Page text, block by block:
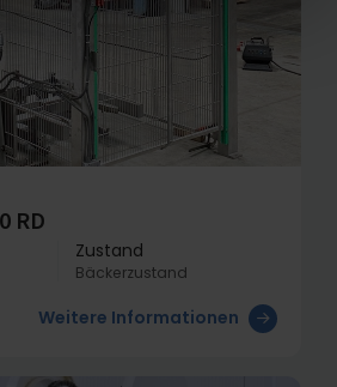
RD
Zustand
Bäckerzustand
Weitere Informationen